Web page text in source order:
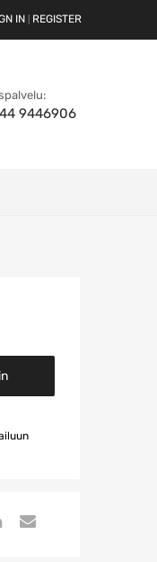
IN REGISTER
9446906